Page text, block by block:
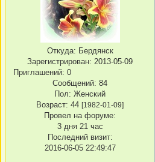
Откуда: Бердянск
Зарегистрирован: 2013-05-09
Приглашений: 0
Сообщений: 84
Пол: Женский
Возраст: 44 [1982-01-09]
Провел на форуме:
3 дня 21 час
Последний визит:
2016-06-05 22:49:47